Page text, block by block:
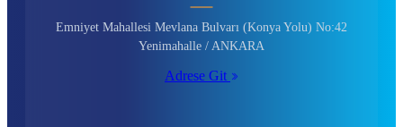
Emniyet Mahallesi Mevlana Bulvarı (Konya Yolu) No:42
Yenimahalle / ANKARA
Adrese Git